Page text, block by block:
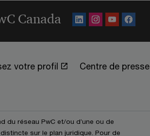
Canada
votre profil Centre de presse
du réseau PwC et/ou d’une ou de
sur le plan juridique. Pour de